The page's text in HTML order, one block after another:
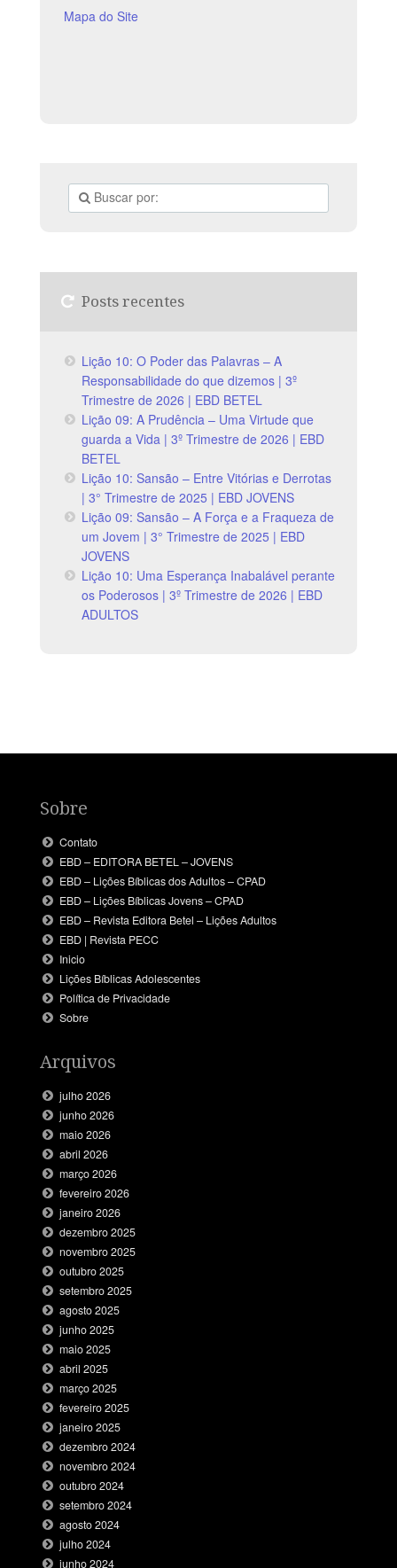
Mapa do Site
Posts recentes
Lição 10: O Poder das Palavras – A
Responsabilidade do que dizemos | 3º
Trimestre de 2026 | EBD BETEL
Lição 09: A Prudência – Uma Virtude que
guarda a Vida | 3º Trimestre de 2026 | EBD
BETEL
Lição 10: Sansão – Entre Vitórias e Derrotas
| 3° Trimestre de 2025 | EBD JOVENS
Lição 09: Sansão – A Força e a Fraqueza de
um Jovem | 3° Trimestre de 2025 | EBD
JOVENS
Lição 10: Uma Esperança Inabalável perante
os Poderosos | 3º Trimestre de 2026 | EBD
ADULTOS
Sobre
Contato
EBD – EDITORA BETEL – JOVENS
EBD – Lições Bíblicas dos Adultos – CPAD
EBD – Lições Bíblicas Jovens – CPAD
EBD – Revista Editora Betel – Lições Adultos
EBD | Revista PECC
Inicio
Lições Bíblicas Adolescentes
Política de Privacidade
Sobre
Arquivos
julho 2026
junho 2026
maio 2026
abril 2026
março 2026
fevereiro 2026
janeiro 2026
dezembro 2025
novembro 2025
outubro 2025
setembro 2025
agosto 2025
junho 2025
maio 2025
abril 2025
março 2025
fevereiro 2025
janeiro 2025
dezembro 2024
novembro 2024
outubro 2024
setembro 2024
agosto 2024
julho 2024
junho 2024